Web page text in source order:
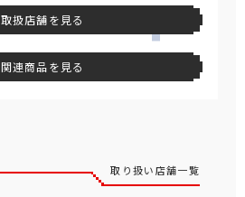
取扱店舗を見る
関連商品を見る
取り扱い店舗一覧